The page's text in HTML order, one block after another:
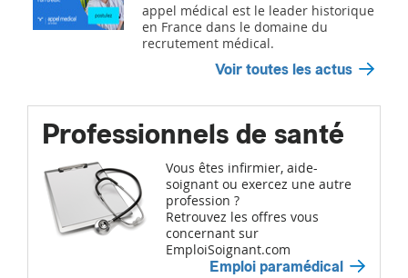
appel médical est le leader historique
en France dans le domaine du
recrutement médical.
Voir toutes les actus
Professionnels de santé
Vous êtes infirmier, aide-
soignant ou exercez une autre
profession ?
Retrouvez les offres vous
concernant sur
EmploiSoignant.com
Emploi paramédical